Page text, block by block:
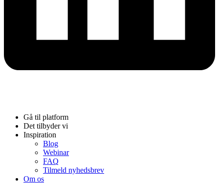
Gå til platform
Det tilbyder vi
Inspiration
Blog
Webinar
FAQ
Tilmeld nyhedsbrev
Om os